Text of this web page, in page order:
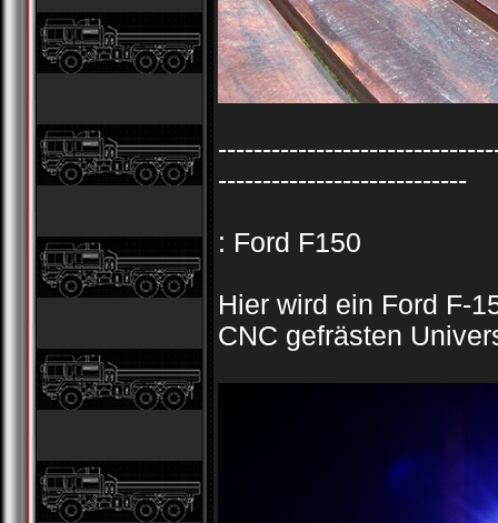
----------------------------
: Ford F150
Hier wird ein Ford F-
CNC gefrästen